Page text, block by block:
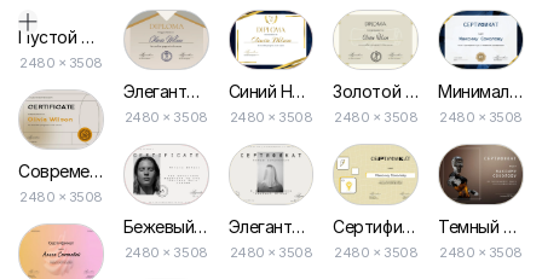
Пустой дизайн-макет
2480 × 3508
Современная Линия Бежевого Сертификата
2480 × 3508
Элегантный Минимальный Диплом Золотой Сертификат
2480 × 3508
Бежевый Минималистичный Сертификат по Уходу за Кожей
2480 × 3508
Синий Небо Золотые Элементы Диплом Сертификат
2480 × 3508
Элегантный Бежевый: Сертификат для Стилиста
2480 × 3508
Золотой Диплом Эстетического Сертификата
2480 × 3508
Сертификат в Желтом Модернистском Стиле
2480 × 3508
Минималистичный Сертификат в Синих Тонах для Деловых Нужд
2480 × 3508
Темный с 3d Изображением Робота Сертификат
2480 × 3508